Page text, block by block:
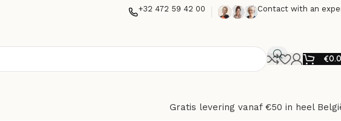
+32 472 59 42 00 Contact with an
€
Gratis levering vanaf €50 in heel